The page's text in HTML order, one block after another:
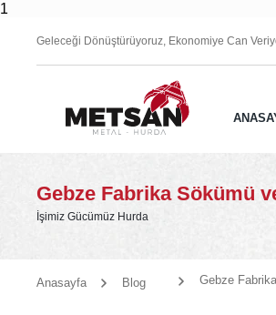
1
Geleceği Dönüştürüyoruz, Ekonomiye Can
Gebze Fabrika Sökümü
İşimiz Gücümüz Hurda
Anasayfa Blog Gebze